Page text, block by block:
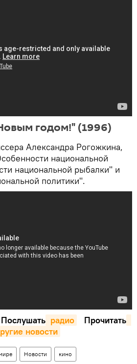
годом!" (1996)
Александра Рогожкина,
национальной
национальной рыбалки" и
политики".
Послушать радио
Прочитать
новости
Новости кино